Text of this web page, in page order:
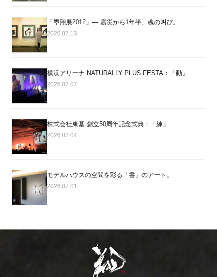
「墨翔展2012」― 震災から1年半、魂の叫び。
2026.07.13
横浜アリーナ NATURALLY PLUS FESTA：「動」
2026.07.07
株式会社東基 創立50周年記念式典：「練」
2026.07.04
モデルハウスの空間を彩る「書」のアート。
2026.07.01